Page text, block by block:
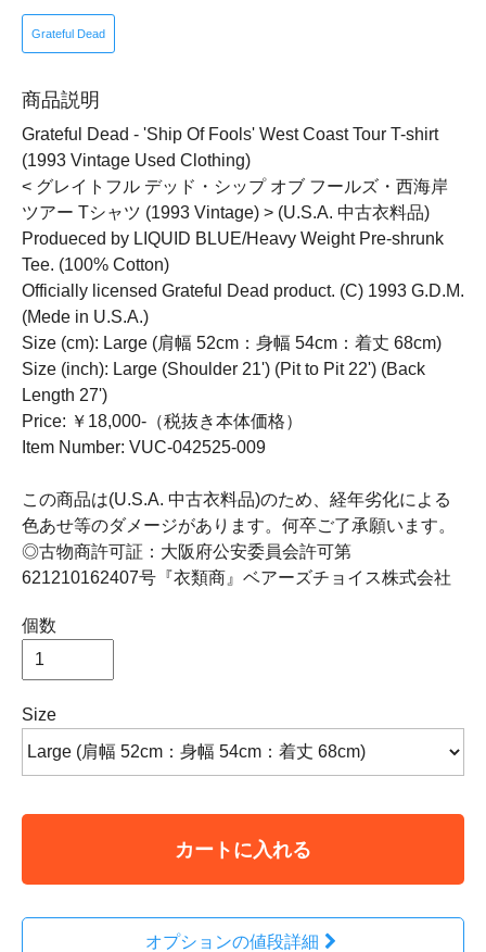
Grateful Dead
商品説明
Grateful Dead - 'Ship Of Fools' West Coast Tour T-shirt
(1993 Vintage Used Clothing)
< グレイトフル デッド・シップ オブ フールズ・西海岸
ツアー Tシャツ (1993 Vintage) > (U.S.A. 中古衣料品)
Produeced by LIQUID BLUE/Heavy Weight Pre-shrunk
Tee. (100% Cotton)
Officially licensed Grateful Dead product. (C) 1993 G.D.M.
(Mede in U.S.A.)
Size (cm): Large (肩幅 52cm：身幅 54cm：着丈 68cm)
Size (inch): Large (Shoulder 21') (Pit to Pit 22') (Back
Length 27')
Price: ￥18,000-（税抜き本体価格）
Item Number: VUC-042525-009
この商品は(U.S.A. 中古衣料品)のため、経年劣化による
色あせ等のダメージがあります。何卒ご了承願います。
◎古物商許可証：大阪府公安委員会許可第
621210162407号『衣類商』ベアーズチョイス株式会社
個数
Size
カートに入れる
オプションの値段詳細